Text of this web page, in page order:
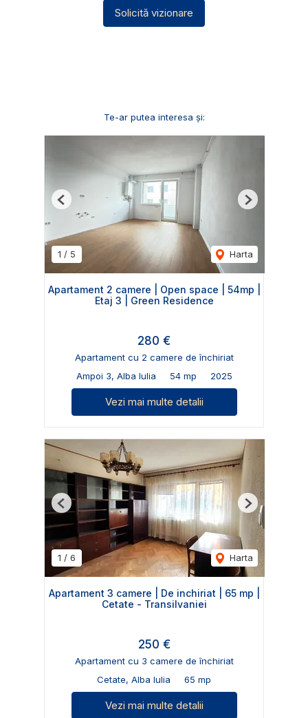
Solicită vizionare
Te-ar putea interesa și:
1 / 5 Harta
Previous Next
Apartament 2 camere | Open space | 54mp |
Etaj 3 | Green Residence
280 €
Apartament cu 2 camere de închiriat
Ampoi 3, Alba Iulia
54 mp 2025
Vezi mai multe detalii
1 / 6 Harta
Previous Next
Apartament 3 camere | De inchiriat | 65 mp |
Cetate - Transilvaniei
250 €
Apartament cu 3 camere de închiriat
Cetate, Alba Iulia
65 mp
Vezi mai multe detalii